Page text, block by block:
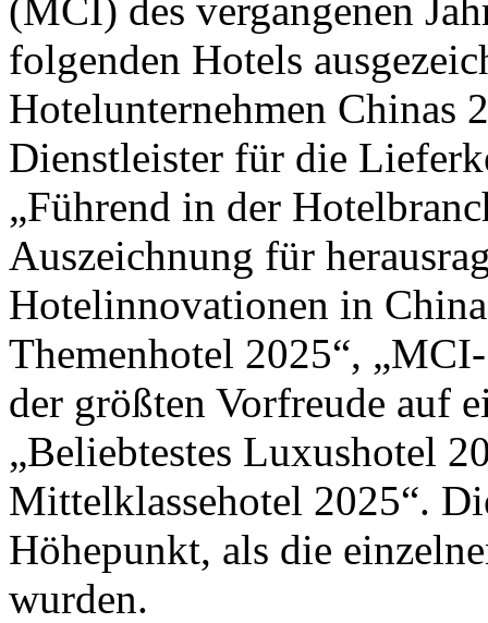
(MCI) des vergangenen
folgenden Hotels
Hotelunternehmen Chinas
Dienstleister für die
„Führend in der
Auszeichnung für
Hotelinnovationen in
Themenhotel 2025“,
der größten Vorfreude auf
„Beliebtestes Luxushotel
Mittelklassehotel 2025“.
Höhepunkt, als die
wurden.